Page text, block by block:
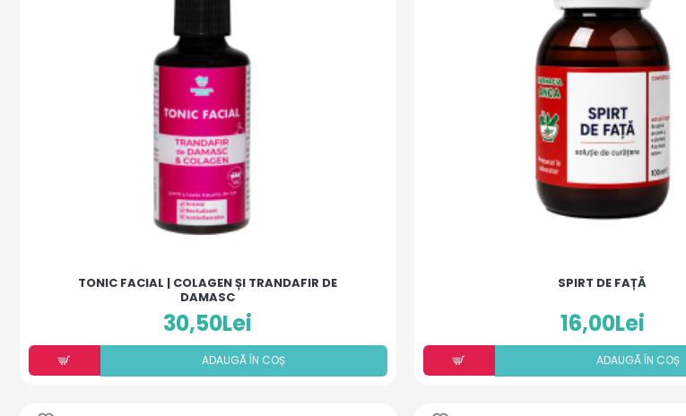
TONIC FACIAL | COLAGEN ȘI TRANDAFIR DE
DAMASC
30,50Lei
ADAUGÃ ÎN COȘ
SPIRT DE FAȚĂ
16,00Lei
ADAUGÃ ÎN COȘ